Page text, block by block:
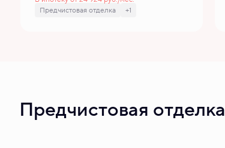
Предчистовая отделка
+1
Предчистовая отделка